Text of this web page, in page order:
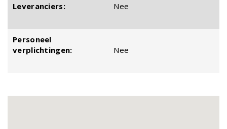
Leveranciers: Nee
Personeel
verplichtingen:
Nee